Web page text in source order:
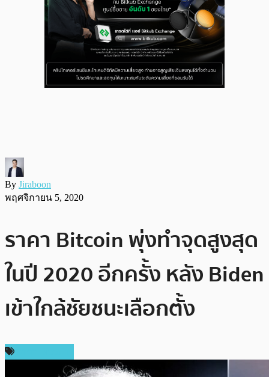
By Jiraboon
พฤศจิกายน 5, 2020
ราคา Bitcoin พุ่งทำจุดสูงสุด
ในปี 2020 อีกครั้ง หลัง Biden
เข้าใกล้ชัยชนะเลือกตั้ง